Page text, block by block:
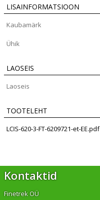
LISAINFORMATSIOON
Kaubamärk
Ühik
LAOSEIS
Laoseis
TOOTELEHT
LCIS-620-3-FT-6209721-et-EE.pdf
Kontaktid
Finetrek OÜ